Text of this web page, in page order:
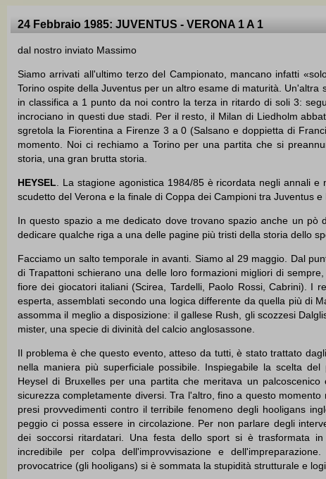
24 Febbraio 1985: JUVENTUS - VERONA 1 A 1
dal nostro inviato Massimo
Siamo arrivati all'ultimo terzo del Campionato, mancano infatti
Torino ospite della Juventus per un altro esame di maturità.
in classifica a 1 punto da noi contro la terza in ritardo di soli 3:
incrociano in questi due stadi. Per il resto, il Milan di Liedholm
sgretola la Fiorentina a Firenze 3 a 0 (Salsano e doppietta di
momento. Noi ci rechiamo a Torino per una partita che si
storia, una gran brutta storia.
HEYSEL . La stagione agonistica 1984/85 è ricordata negli annali
scudetto del Verona e la finale di Coppa dei Campioni tra Juventus
In questo spazio a me dedicato dove trovano spazio anche un
dedicare qualche riga a una delle pagine più tristi della storia dello
Facciamo un salto temporale in avanti. Siamo al 29 maggio. Dal
di Trapattoni schierano una delle loro formazioni migliori di
fiore dei giocatori italiani (Scirea, Tardelli, Paolo Rossi, Cabrini). I
esperta, assemblati secondo una logica differente da quella più di
assomma il meglio a disposizione: il gallese Rush, gli scozzesi
mister, una specie di divinità del calcio anglosassone.
Il problema è che questo evento, atteso da tutti, è stato trattato
nella maniera più superficiale possibile. Inspiegabile la scelta del
Heysel di Bruxelles per una partita che meritava un
sicurezza completamente diversi. Tra l'altro, fino a questo momento
presi provvedimenti contro il terribile fenomeno degli hooligans
peggio ci possa essere in circolazione. Per non parlare degli
dei soccorsi ritardatari. Una festa dello sport si è trasformata in
incredibile per colpa dell'improvvisazione e dell'impreparazione.
provocatrice (gli hooligans) si è sommata la stupidità strutturale e